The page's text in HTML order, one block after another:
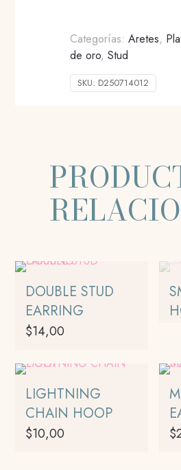
Categorías:Aretes,
de oro,Stud
SKU: D250714012
DOUBLE STUD
EARRING
$14,00
LIGHTNING
CHAIN HOOP
$10,00 $